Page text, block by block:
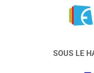
SOUS LE